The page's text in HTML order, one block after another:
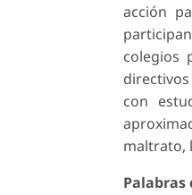
acción
colegios
con
maltrato,
Palabras